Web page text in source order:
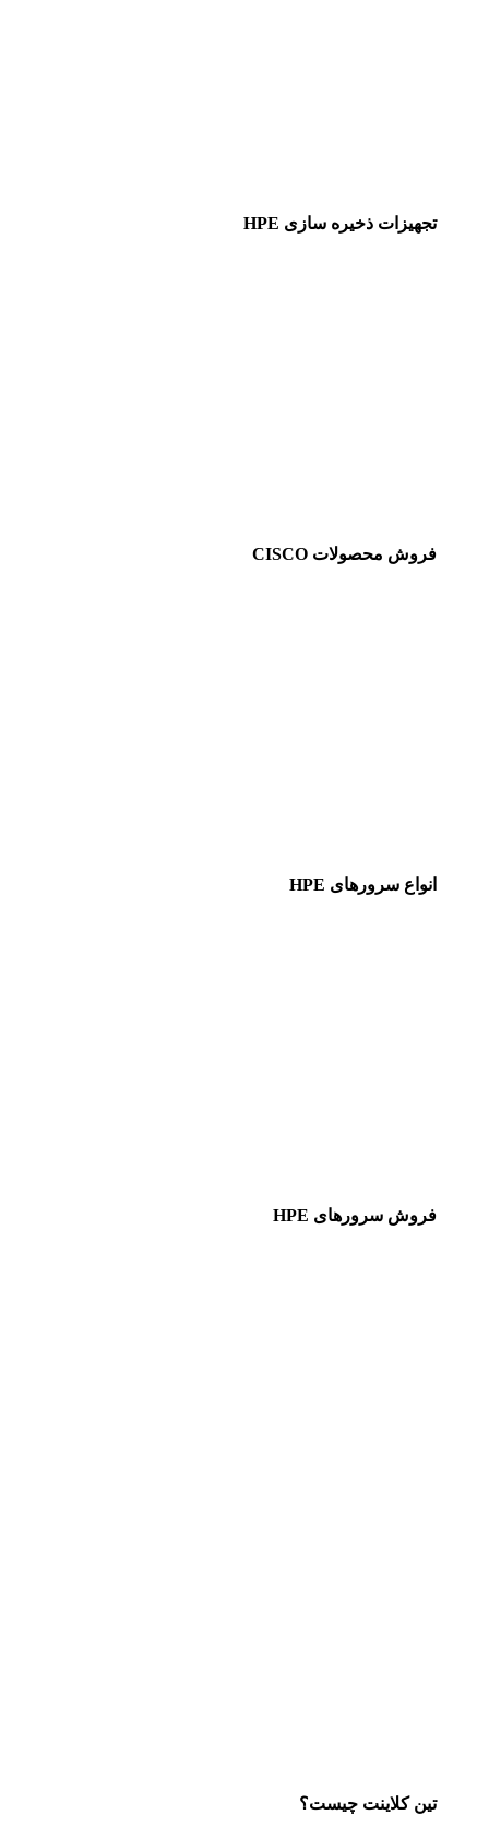
تجهیزات ذخیره سازی HPE
فروش محصولات CISCO
انواع سرورهای HPE
فروش سرورهای HPE
تین کلاینت چیست؟